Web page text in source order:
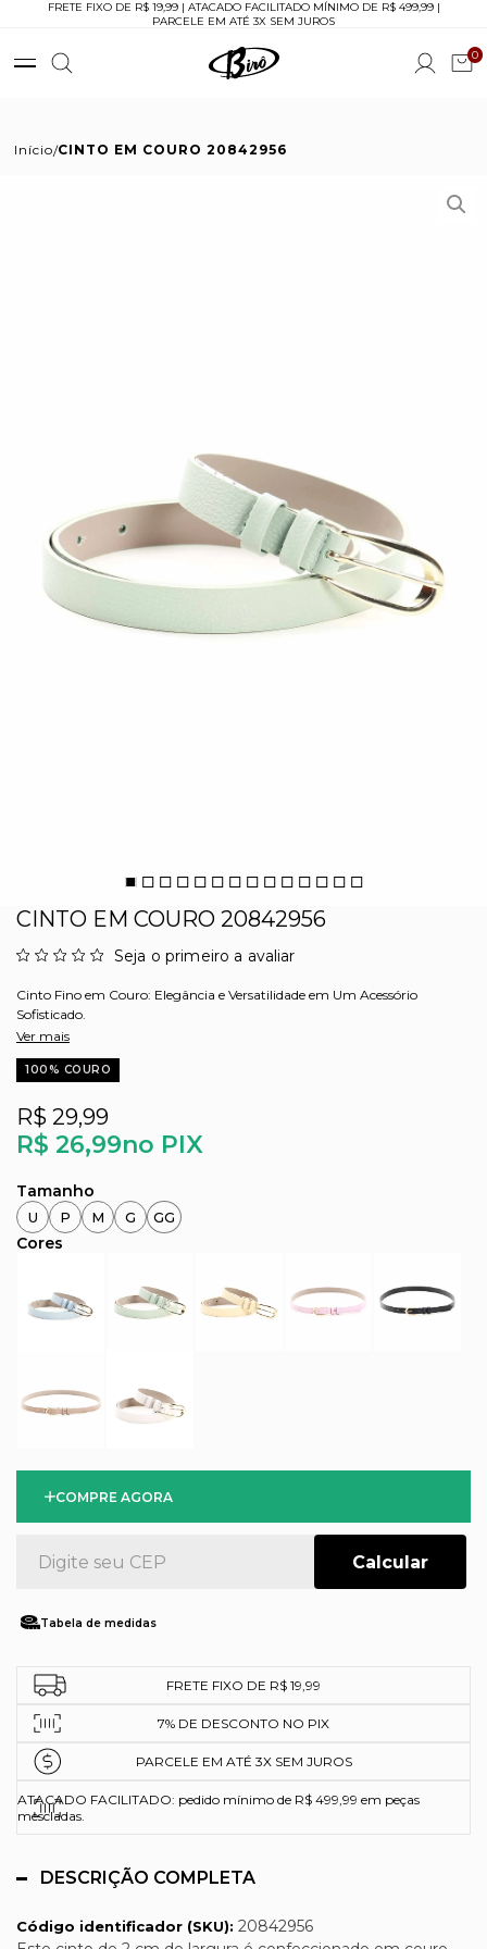
FRETE FIXO DE R$ 19,99 | ATACADO FACILITADO MÍNIMO DE R$ 499,99 |
PARCELE EM ATÉ 3X SEM JUROS
0
Início CINTO EM COURO 20842956
CINTO EM COURO 20842956
Seja o primeiro a avaliar
Cinto Fino em Couro: Elegância e Versatilidade em Um Acessório
Sofisticado.
Ver mais
100% COURO
R$ 26,99no PIX
R$ 29,99
U P M G GG
COMPRE AGORA
Tabela de medidas
FRETE FIXO DE R$ 19,99
7% DE DESCONTO NO PIX
PARCELE EM ATÉ 3X SEM JUROS
ATACADO FACILITADO: pedido mínimo de R$ 499,99 em peças
mescladas.
DESCRIÇÃO COMPLETA
Código identificador (SKU): 20842956